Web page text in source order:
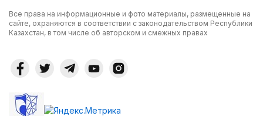
Все права на информационные и фото материалы, размещенные на
сайте, охраняются в соответствии с законодательством Республики
Казахстан, в том числе об авторском и смежных правах